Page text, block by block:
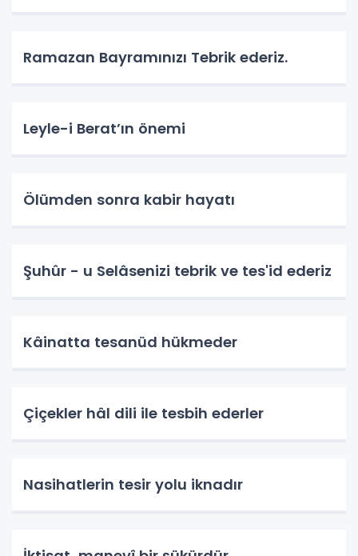
Ramazan Bayramınızı Tebrik ederiz.
Leyle-i Berat’ın önemi
Ölümden sonra kabir hayatı
Şuhûr - u Selâsenizi tebrik ve tes'id ederiz
Kâinatta tesanüd hükmeder
Çiçekler hâl dili ile tesbih ederler
Nasihatlerin tesir yolu iknadır